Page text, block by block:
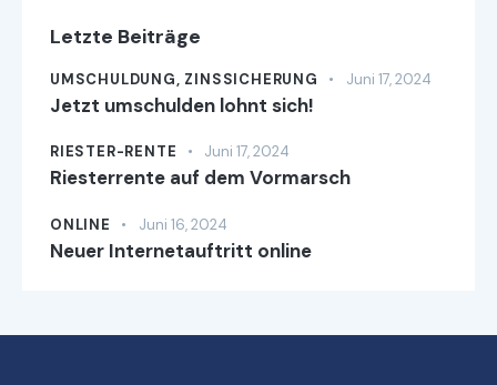
Letzte Beiträge
UMSCHULDUNG, ZINSSICHERUNG Juni 17, 2024
Jetzt umschulden lohnt sich!
RIESTER-RENTE Juni 17, 2024
Riesterrente auf dem Vormarsch
ONLINE Juni 16, 2024
Neuer Internetauftritt online